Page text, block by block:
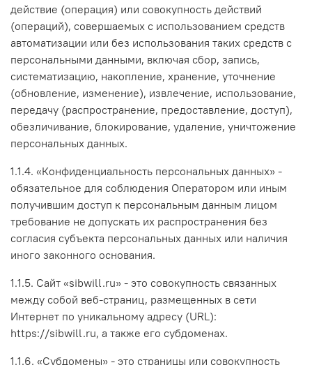
действие (операция) или совокупность действий
(операций), совершаемых с использованием средств
автоматизации или без использования таких средств с
персональными данными, включая сбор, запись,
систематизацию, накопление, хранение, уточнение
(обновление, изменение), извлечение, использование,
передачу (распространение, предоставление, доступ),
обезличивание, блокирование, удаление, уничтожение
персональных данных.
1.1.4. «Конфиденциальность персональных данных» -
обязательное для соблюдения Оператором или иным
получившим доступ к персональным данным лицом
требование не допускать их распространения без
согласия субъекта персональных данных или наличия
иного законного основания.
1.1.5. Сайт «sibwill.ru» - это совокупность связанных
между собой веб-страниц, размещенных в сети
Интернет по уникальному адресу (URL):
https://sibwill.ru, а также его субдоменах.
1.1.6. «Субдомены» - это страницы или совокупность